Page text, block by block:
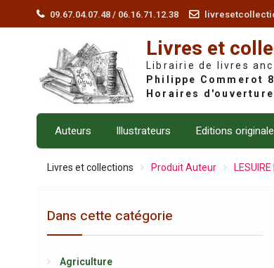
09.67.04.07.48 / 06.16.71.12.38
Livres et
Librairie de livres
Auteurs Illustrateurs Editions
Livres et collections Produit Auteur
Dans cette catégorie
Agriculture